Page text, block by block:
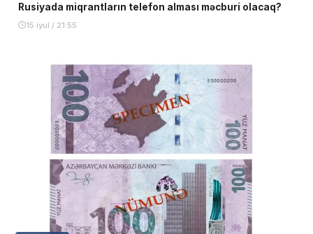
Rusiyada miqrantların telefon alması məcburi olacaq?
15 iyul / 21:55